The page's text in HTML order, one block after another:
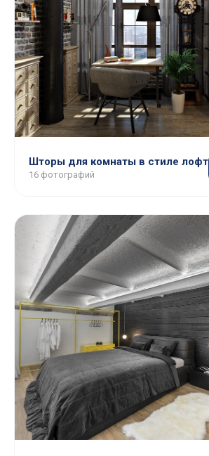
Шторы для комнаты в стиле лофт
16 фотографий